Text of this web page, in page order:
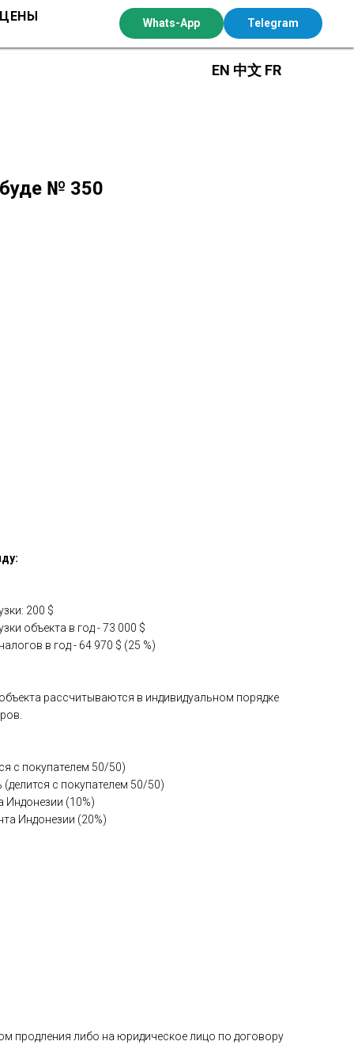
Whats-App Telegram
EN 中文 FR
№ 350
200 $
объекта в год - 73 000 $
в год - 64 970 $ (25 %)
рассчитываются в индивидуальном порядке
с покупателем 50/50)
с покупателем 50/50)
Индонезии (10%)
Индонезии (20%)
продления либо на юридическое лицо по договору